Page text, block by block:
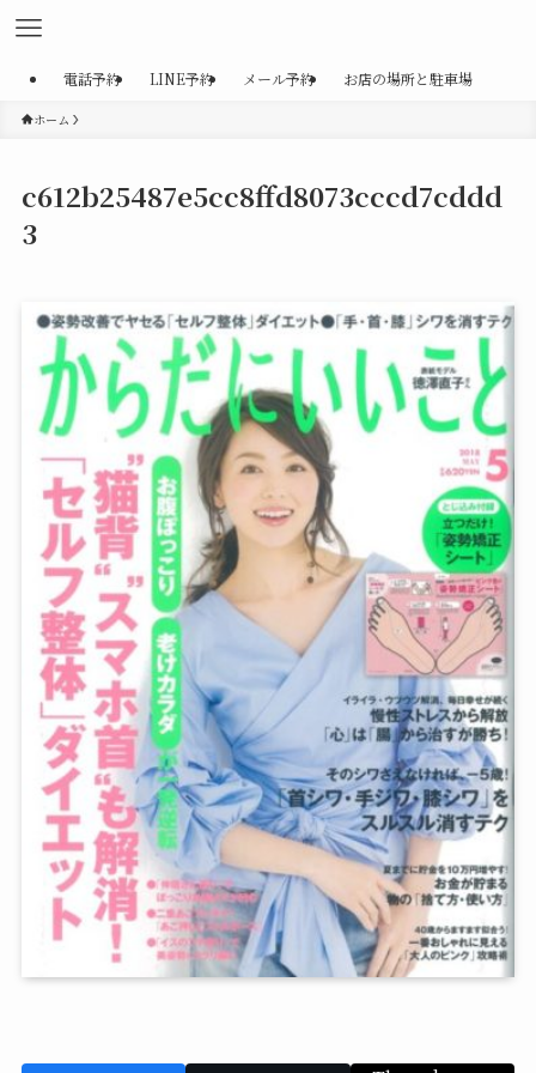
電話予約 LINE予約 メール予約 お店の場所と駐車場
ホーム
c612b25487e5cc8ffd8073cccd7cddd
3